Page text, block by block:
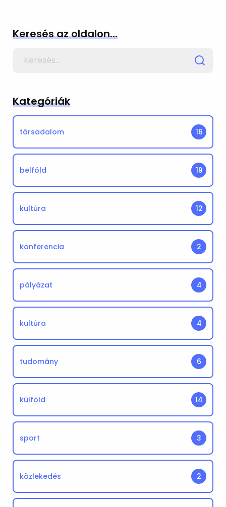
Keresés az oldalon…
Kategóriák
társadalom 16
belföld 19
kultúra 12
konferencia 2
pályázat 4
kultúra 4
tudomány 6
külföld 14
sport 3
közlekedés 2